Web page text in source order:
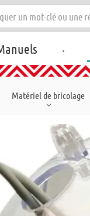
.
Matériel de bricolage